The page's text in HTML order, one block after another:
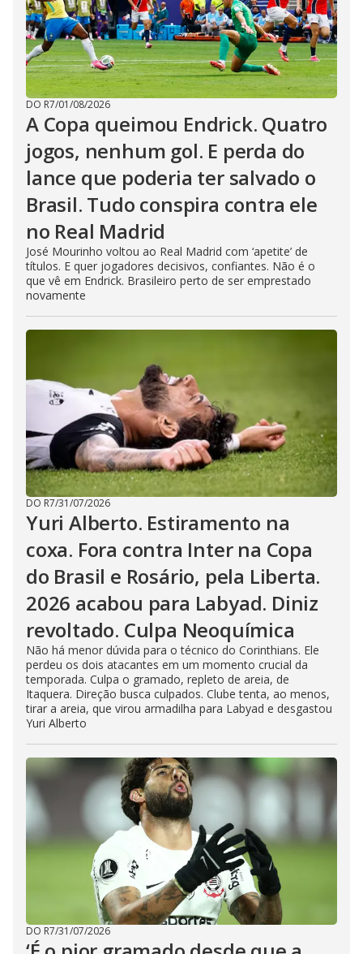
DO R7/01/08/2026
A Copa queimou Endrick. Quatro
jogos, nenhum gol. E perda do
lance que poderia ter salvado o
Brasil. Tudo conspira contra ele
no Real Madrid
José Mourinho voltou ao Real Madrid com ‘apetite’ de
títulos. E quer jogadores decisivos, confiantes. Não é o
que vê em Endrick. Brasileiro perto de ser emprestado
novamente
DO R7/31/07/2026
Yuri Alberto. Estiramento na
coxa. Fora contra Inter na Copa
do Brasil e Rosário, pela Liberta.
2026 acabou para Labyad. Diniz
revoltado. Culpa Neoquímica
Não há menor dúvida para o técnico do Corinthians. Ele
perdeu os dois atacantes em um momento crucial da
temporada. Culpa o gramado, repleto de areia, de
Itaquera. Direção busca culpados. Clube tenta, ao menos,
tirar a areia, que virou armadilha para Labyad e desgastou
Yuri Alberto
DO R7/31/07/2026